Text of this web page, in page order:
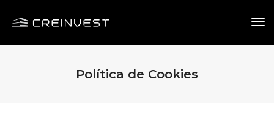
Política de Cookies